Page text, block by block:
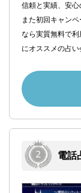
信頼と実績、安心
また初回キャン
なら実質無料で
にオススメの占い
電話